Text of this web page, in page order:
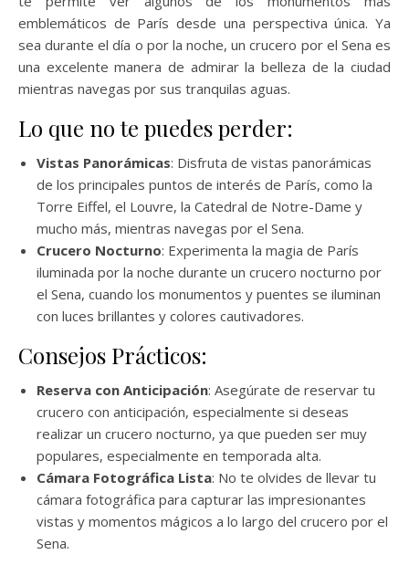
emblemáticos de París desde una perspectiva única. Ya
sea durante el día o por la noche, un crucero por el Sena es
una excelente manera de admirar la belleza de la ciudad
mientras navegas por sus tranquilas aguas.
Lo que no te puedes perder:
Vistas Panorámicas: Disfruta de vistas panorámicas
de los principales puntos de interés de París, como la
Torre Eiffel, el Louvre, la Catedral de Notre-Dame y
mucho más, mientras navegas por el Sena.
Crucero Nocturno: Experimenta la magia de París
iluminada por la noche durante un crucero nocturno por
el Sena, cuando los monumentos y puentes se iluminan
con luces brillantes y colores cautivadores.
Consejos Prácticos:
Reserva con Anticipación: Asegúrate de reservar tu
crucero con anticipación, especialmente si deseas
realizar un crucero nocturno, ya que pueden ser muy
populares, especialmente en temporada alta.
Cámara Fotográfica Lista: No te olvides de llevar tu
cámara fotográfica para capturar las impresionantes
vistas y momentos mágicos a lo largo del crucero por el
Sena.